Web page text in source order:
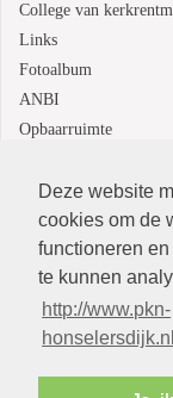
Deze website
cookies om de
functioneren
te kunnen
http://www.pkn-
College van
Links
Fotoalbum
ANBI
Opbaarruimte
enHuman